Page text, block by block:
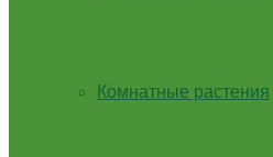
Комнатные растения